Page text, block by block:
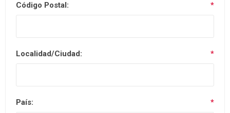
Código Postal: *
Localidad/Ciudad: *
País: *